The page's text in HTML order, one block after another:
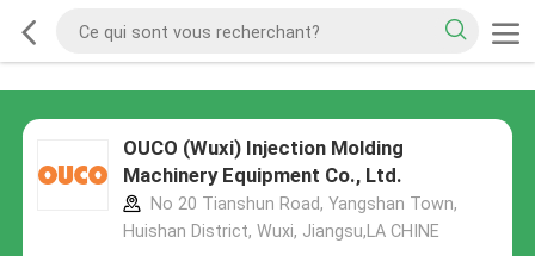
OUCO (Wuxi) Injection Molding
Machinery Equipment Co., Ltd.
No 20 Tianshun Road, Yangshan Town,
Huishan District, Wuxi, Jiangsu,LA CHINE